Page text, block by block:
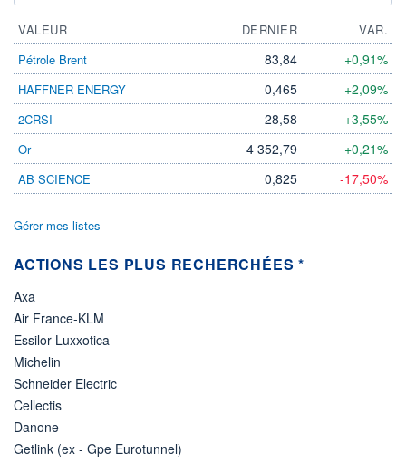
- -
DERNIER
0,00 EUR
DATE
DIVIDENDE
-
PROCHAIN
Non éligible
Boursobank
VALEUR DERNIER
VAR.
Pétrole Brent
83,84 +0,91%
HAFFNER ENERGY 0,465 +2,09%
2CRSI 28,58 +3,55%
Or 4 352,79 +0,21%
AB SCIENCE 0,825 -17,50%
Gérer mes listes
ACTIONS LES PLUS RECHERCHÉES *
Axa
Air France-KLM
Essilor Luxxotica
Michelin
Schneider Electric
Cellectis
Danone
Getlink (ex - Gpe Eurotunnel)